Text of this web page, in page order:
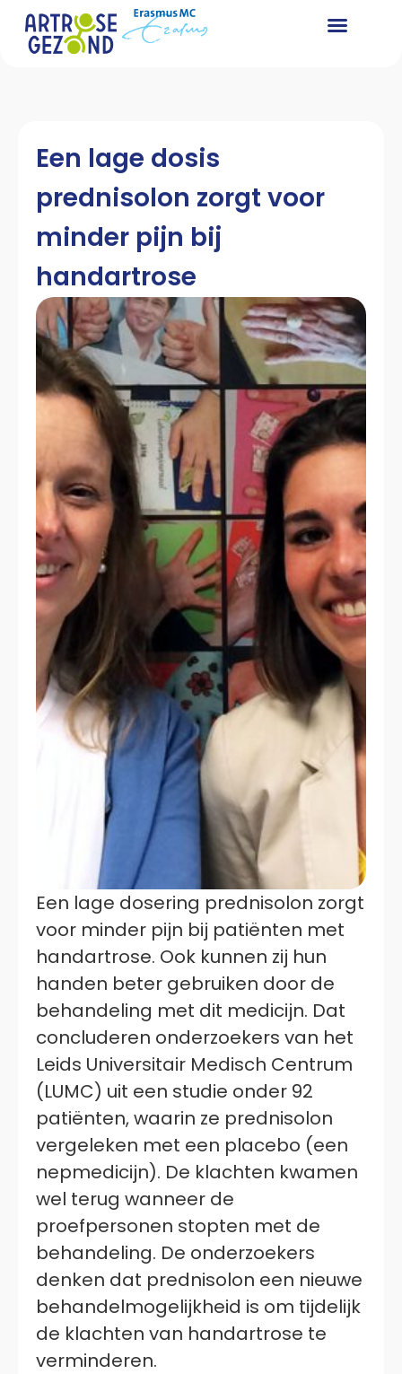
Een lage dosis
prednisolon zorgt voor
minder pijn bij
handartrose
Een lage dosering prednisolon zorgt
voor minder pijn bij patiënten met
handartrose. Ook kunnen zij hun
handen beter gebruiken door de
behandeling met dit medicijn. Dat
concluderen onderzoekers van het
Leids Universitair Medisch Centrum
(LUMC) uit een studie onder 92
patiënten, waarin ze prednisolon
vergeleken met een placebo (een
nepmedicijn). De klachten kwamen
wel terug wanneer de
proefpersonen stopten met de
behandeling. De onderzoekers
denken dat prednisolon een nieuwe
behandelmogelijkheid is om tijdelijk
de klachten van handartrose te
verminderen.